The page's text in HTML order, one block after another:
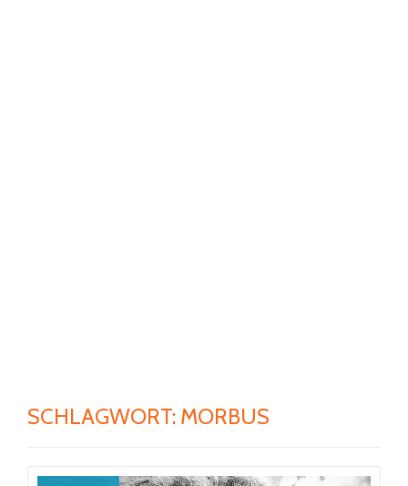
SCHLAGWORT: MORBUS